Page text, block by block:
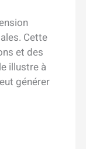
Cette
et des
illustre à
générer